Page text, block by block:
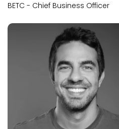
BETC - Chief Business Officer